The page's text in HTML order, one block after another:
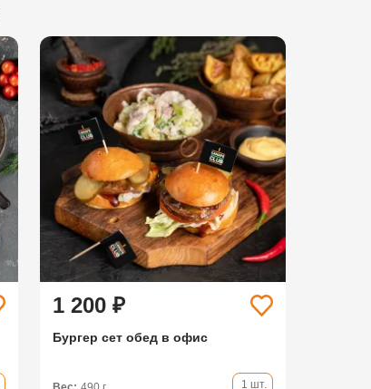
1 200 ₽
Бургер сет обед в офис
1 шт.